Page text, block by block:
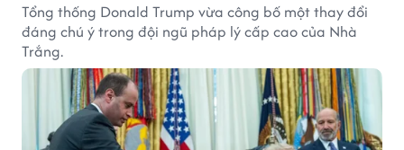
Tổng thống Donald Trump vừa công bố một thay đổi
đáng chú ý trong đội ngũ pháp lý cấp cao của Nhà
Trắng.